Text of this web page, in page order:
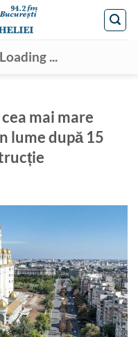
Loading ...
mai mare
lume după 15